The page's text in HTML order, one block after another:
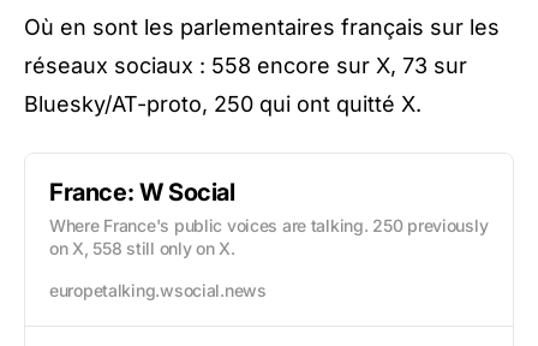
Où en sont les parlementaires français sur les
réseaux sociaux : 558 encore sur X, 73 sur
Bluesky/AT-proto, 250 qui ont quitté X.
France: W Social
Where France's public voices are talking. 250 previously
on X, 558 still only on X.
europetalking.wsocial.news